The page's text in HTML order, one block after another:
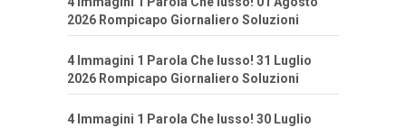
2026 Rompicapo Giornaliero Soluzioni
4 Immagini 1 Parola Che lusso! 31 Luglio
2026 Rompicapo Giornaliero Soluzioni
4 Immagini 1 Parola Che lusso! 30 Luglio